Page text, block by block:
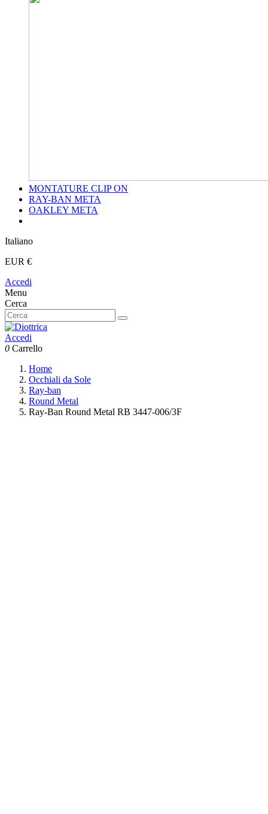
MONTATURE CLIP ON
RAY-BAN META
OAKLEY META
Italiano
EUR €
Accedi
Menu
Cerca
Accedi
0 Carrello
Home
Occhiali da Sole
Ray-ban
Round Metal
Ray-Ban Round Metal RB 3447-006/3F